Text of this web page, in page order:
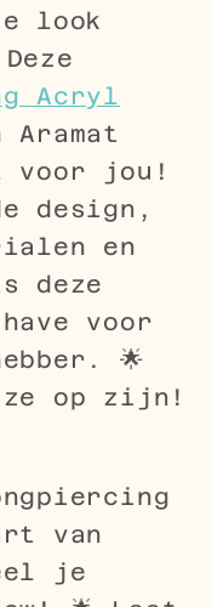
look
Acryl
Aramat
voor jou!
design,
en
deze
voor
🌟
ze op zijn!
van
je